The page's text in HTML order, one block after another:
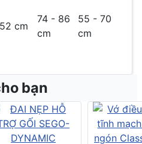
cm
74 - 86
cm
55 - 70
cm
bạn